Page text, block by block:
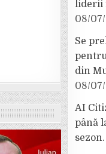
liderii
08/
Se
din
08/
AI
până
sezon.